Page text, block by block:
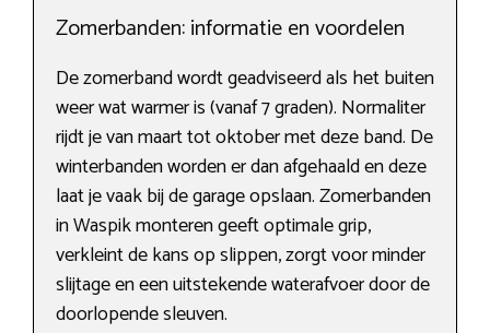
Zomerbanden: informatie en voordelen
De zomerband wordt geadviseerd als het buiten
weer wat warmer is (vanaf 7 graden). Normaliter
rijdt je van maart tot oktober met deze band. De
winterbanden worden er dan afgehaald en deze
laat je vaak bij de garage opslaan. Zomerbanden
in Waspik monteren geeft optimale grip,
verkleint de kans op slippen, zorgt voor minder
slijtage en een uitstekende waterafvoer door de
doorlopende sleuven.